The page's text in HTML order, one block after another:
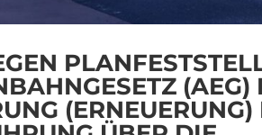
(AEG)
(ERNEUERUNG)